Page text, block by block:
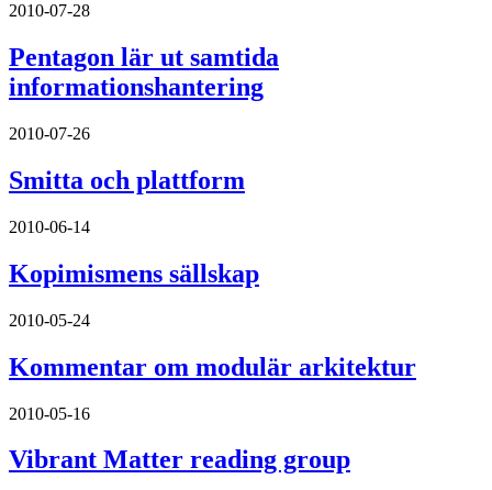
2010-07-28
Pentagon lär ut samtida
informationshantering
2010-07-26
Smitta och plattform
2010-06-14
Kopimismens sällskap
2010-05-24
Kommentar om modulär arkitektur
2010-05-16
Vibrant Matter reading group